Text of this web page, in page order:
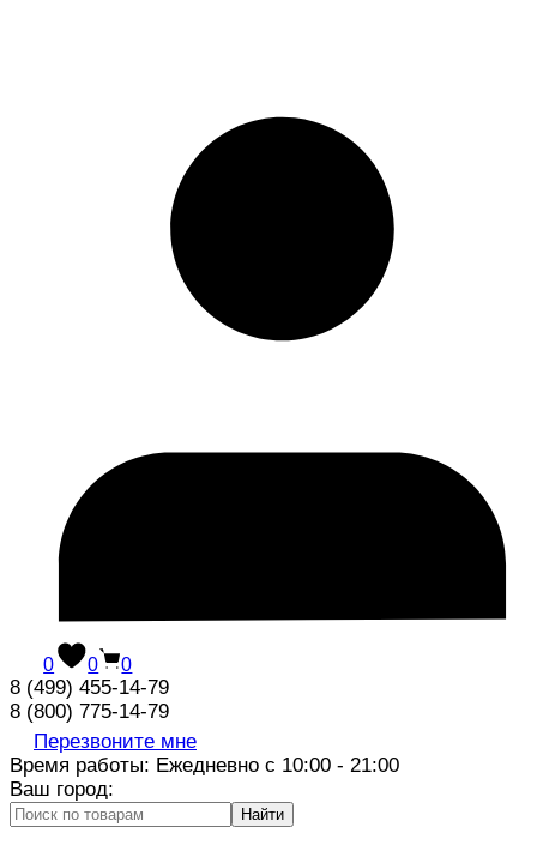
0 0 0
8 (499) 455-14-79
8 (800) 775-14-79
Перезвоните мне
Время работы: Ежедневно с 10:00 - 21:00
Ваш город:
Найти